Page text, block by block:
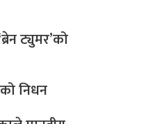
ट्युमर’को
निधन